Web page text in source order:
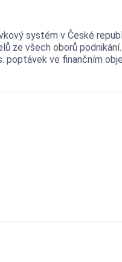
systém v České
ze všech oborů podnikání.
poptávek ve finančním